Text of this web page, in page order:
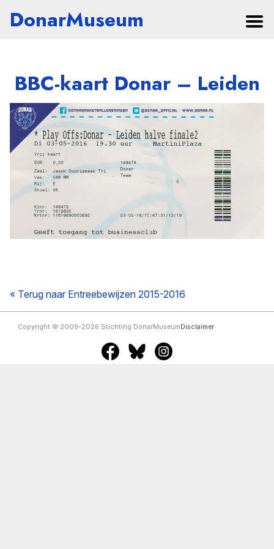
DonarMuseum
BBC-kaart Donar – Leiden
« Terug naar Entreebewijzen 2015-2016
Copyright © 2009-2026 Stichting DonarMuseum Disclaimer